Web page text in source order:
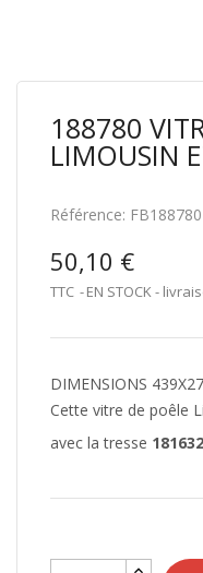
188780
LIMOUSIN
Référence: FB188780
50,10 €
TTC EN STOCK -
DIMENSIONS
Cette vitre de poêle
avec la tresse 181632